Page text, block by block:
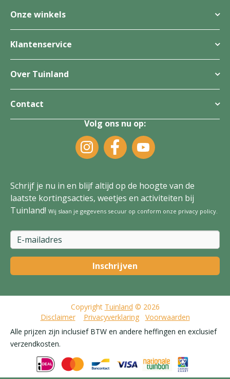
Onze winkels
Klantenservice
Over Tuinland
Contact
Volg ons nu op:
Schrijf je nu in en blijf altijd op de hoogte van de
laatste kortingsacties, weetjes en activiteiten bij
Tuinland! Wij slaan je gegevens secuur op conform onze privacy policy
Copyright Tuinland © 2026
Disclaimer
Privacyverklaring
Voorwaarden
Alle prijzen zijn inclusief BTW en andere heffingen en exclusief
verzendkosten.